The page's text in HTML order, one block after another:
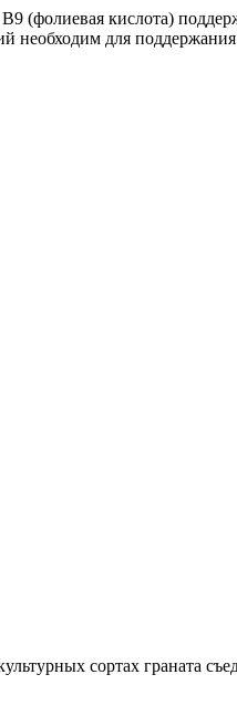
(фолиевая кислота)
для
сортах граната